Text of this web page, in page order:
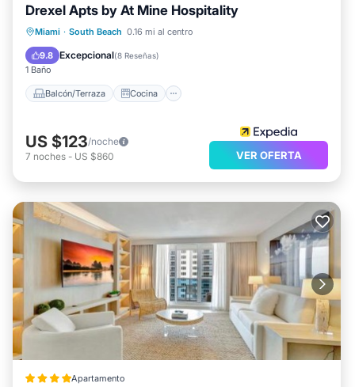
Drexel Apts by At Mine Hospitality
Miami · South Beach 0.16 mi al centro
9.8 Excepcional(8 Reseñas)
1 Baño
Balcón/Terraza Cocina
Balcón/Terraza
Cocina
Aire acondicionado
US $123/noche
7 noches - US $860 VER OFERTA
Apartamento